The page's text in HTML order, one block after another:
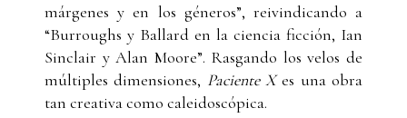
márgenes y en los géneros”, reivindicando a
“Burroughs y Ballard en la ciencia ficción, Ian
Sinclair y Alan Moore”. Rasgando los velos de
múltiples dimensiones, Paciente Xes una obra
tan creativa como caleidoscópica.